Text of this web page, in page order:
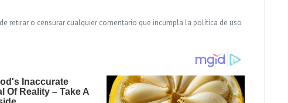
retirar o censurar cualquier comentario que incumpla la política de uso